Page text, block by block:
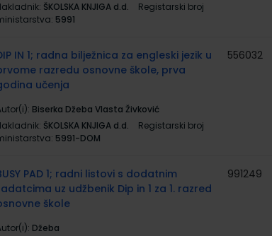
ŠKOLSKA KNJIGA d.d.
Registarski broj
5991
IN 1; radna bilježnica za engleski jezik u
razredu osnovne škole, prva
učenja
Biserka Džeba Vlasta Živković
ŠKOLSKA KNJIGA d.d.
Registarski broj
5991-DOM
556032
PAD 1; radni listovi s dodatnim
uz udžbenik Dip in 1 za 1. razred
škole
Džeba
991249